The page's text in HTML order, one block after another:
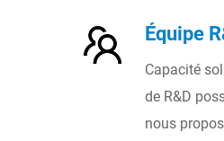
Équipe
Capacité
de R&D
nous